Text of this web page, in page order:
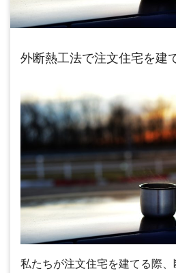
外断熱工法で注文住宅を建
私たちが注文住宅を建てる際